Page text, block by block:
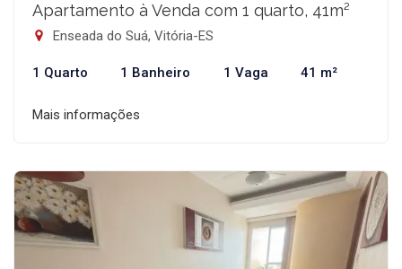
Apartamento à Venda com 1 quarto, 41m²
Enseada do Suá, Vitória-ES
1 Quarto 1 Banheiro 1 Vaga 41 m²
Mais informações